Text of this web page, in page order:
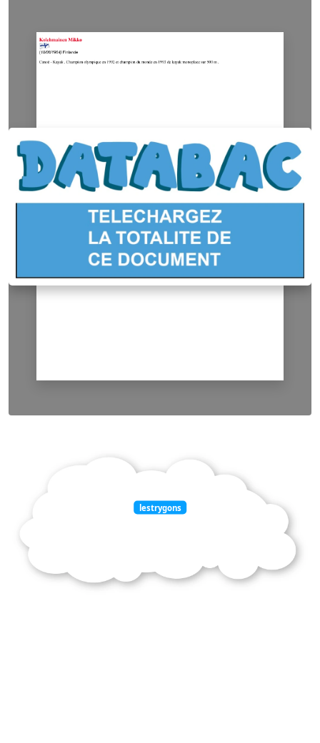
lestrygons